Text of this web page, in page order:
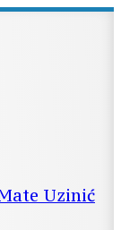
Uzinić